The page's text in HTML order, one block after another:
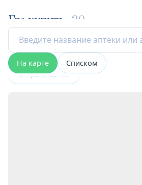
Где купить 20
На карте Списком
Открыта сейчас